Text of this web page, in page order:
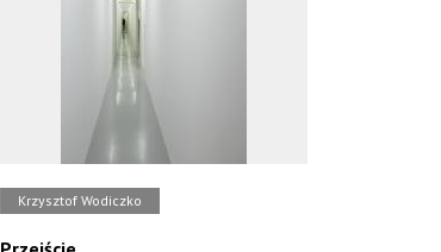
Krzysztof Wodiczko